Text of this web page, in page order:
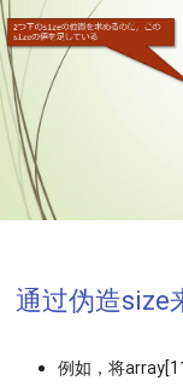
通过伪造size
例如，将